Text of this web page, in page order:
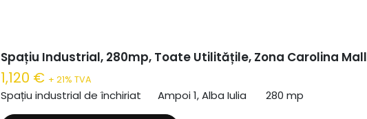
Spațiu Industrial, 280mp, Toate Utilitățile, Zona Carolina Mall
1,120 € + 21% TVA
Spațiu industrial de închiriat Ampoi 1, Alba Iulia 280 mp